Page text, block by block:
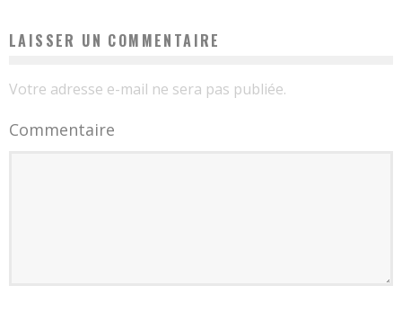
LAISSER UN COMMENTAIRE
Votre adresse e-mail ne sera pas publiée.
Commentaire